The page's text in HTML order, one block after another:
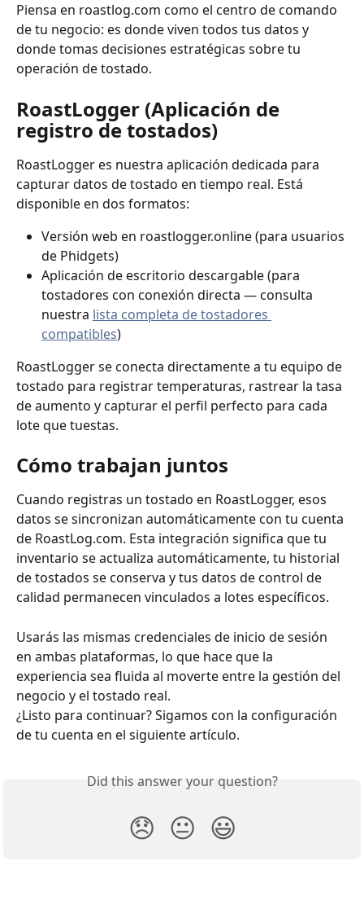
Piensa en roastlog.com como el centro de comando
de tu negocio: es donde viven todos tus datos y
donde tomas decisiones estratégicas sobre tu
operación de tostado.
RoastLogger (Aplicación de
registro de tostados)
RoastLogger es nuestra aplicación dedicada para
capturar datos de tostado en tiempo real. Está
disponible en dos formatos:
Versión web en roastlogger.online (para usuarios
de Phidgets)
Aplicación de escritorio descargable (para
tostadores con conexión directa — consulta
nuestra lista completa de tostadores
compatibles)
RoastLogger se conecta directamente a tu equipo de
tostado para registrar temperaturas, rastrear la tasa
de aumento y capturar el perfil perfecto para cada
lote que tuestas.
Cómo trabajan juntos
Cuando registras un tostado en RoastLogger, esos
datos se sincronizan automáticamente con tu cuenta
de RoastLog.com. Esta integración significa que tu
inventario se actualiza automáticamente, tu historial
de tostados se conserva y tus datos de control de
calidad permanecen vinculados a lotes específicos.
Usarás las mismas credenciales de inicio de sesión
en ambas plataformas, lo que hace que la
experiencia sea fluida al moverte entre la gestión del
negocio y el tostado real.
¿Listo para continuar? Sigamos con la configuración
de tu cuenta en el siguiente artículo.
Did this answer your question?
😞 😐 😃